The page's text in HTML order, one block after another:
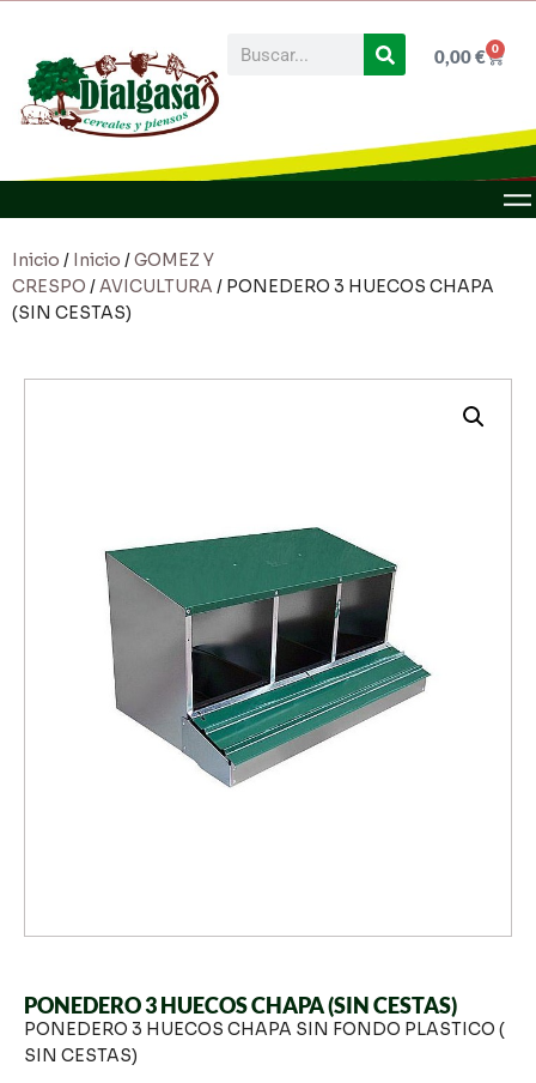
0,00€ 0
Inicio / Inicio /GOMEZ Y
CRESPO /AVICULTURA / PONEDERO 3 HUECOS CHAPA
(SIN CESTAS)
PONEDERO 3 HUECOS CHAPA (SIN CESTAS)
PONEDERO 3 HUECOS CHAPA SIN FONDO PLASTICO (
SIN CESTAS)